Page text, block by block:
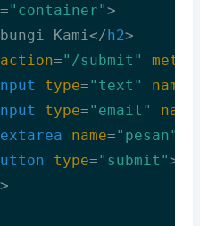
="container">
Kami</h2>
action="/submit"
type="text" name
type="email" name
name="pesan"
type="submit">
>